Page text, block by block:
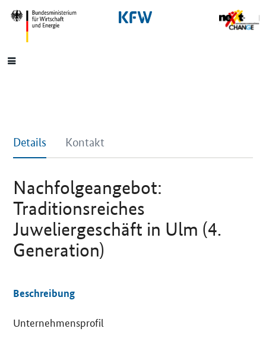
SrOnlyNavigation
Hauptmenü
Details Kontakt
Nachfolgeangebot:
Traditionsreiches
Juweliergeschäft in Ulm (4.
Generation)
Details
Beschreibung
Unternehmensprofil